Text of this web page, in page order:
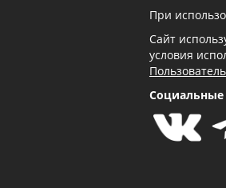
При
Сайт
условия
Социальные